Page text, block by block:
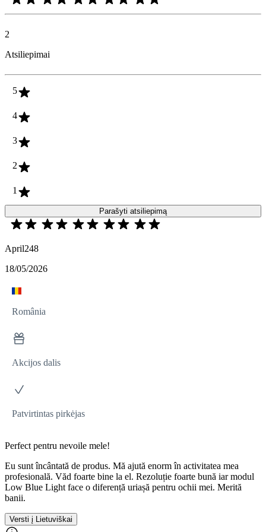
2
Atsiliepimai
5
4
3
2
1
Parašyti atsiliepimą
April248
18/05/2026
România
Akcijos dalis
Patvirtintas pirkėjas
Perfect pentru nevoile mele!
Eu sunt încântată de produs. Mă ajută enorm în activitatea mea
profesională. Văd foarte bine la el. Rezoluție foarte bună iar modul
Low Blue Light face o diferență uriașă pentru ochii mei. Merită
banii.
Versti į Lietuviškai